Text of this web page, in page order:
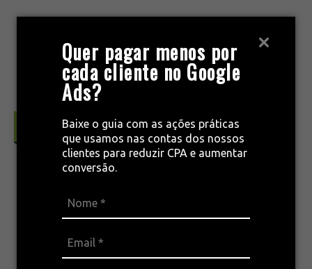
Quer pagar menos por
cada cliente no Google
Ads?
Baixe o guia com as ações práticas
que usamos nas contas dos nossos
clientes para reduzir CPA e aumentar
conversão.
Conversão & Retenção